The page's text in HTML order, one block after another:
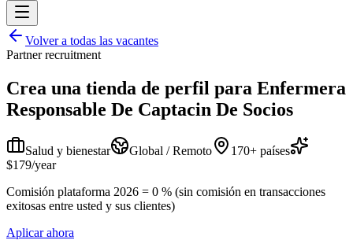
Volver a todas las vacantes
Partner recruitment
Crea una tienda de perfil para Enfermera
Responsable De Captacin De Socios
Salud y bienestar Global / Remoto
170+ países
$179/year
Comisión plataforma 2026 = 0 % (sin comisión en transacciones
exitosas entre usted y sus clientes)
Aplicar ahora